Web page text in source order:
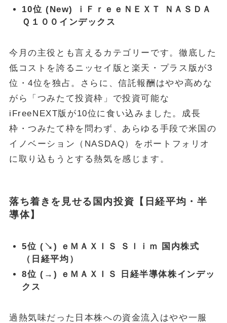
10位 (New) ｉＦｒｅｅＮＥＸＴ ＮＡＳＤＡ
Ｑ１００インデックス
今月の主役とも言えるカテゴリーです。徹底した
低コストを誇るニッセイ版と楽天・プラス版が3
位・4位を独占。さらに、信託報酬はやや高めな
がら「つみたて投資枠」で投資可能な
iFreeNEXT版が10位に食い込みました。成長
枠・つみたて枠を問わず、あらゆる手段で米国の
イノベーション（NASDAQ）をポートフォリオ
に取り込もうとする熱気を感じます。
落ち着きを見せる国内投資【日経平均・半
導体】
5位 (↘) ｅＭＡＸＩＳ Ｓｌｉｍ 国内株式
（日経平均）
8位 (→) ｅＭＡＸＩＳ 日経半導体株インデッ
クス
過熱気味だった日本株への資金流入はやや一服